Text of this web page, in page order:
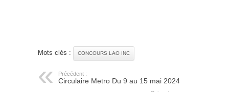
Mots clés : CONCOURS LAO INC
Précédent :
Circulaire Metro Du 9 au 15 mai 2024